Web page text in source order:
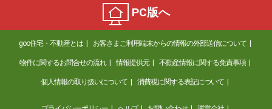
5.60万円
住 所
石川県金沢市押野３丁目
専有面積 29.72m²
間取り
1K
石川県金沢市若宮町リ
PC版へ
goo住宅・不動産とは お客さまご利用端末からの情報の外部送信について
物件に関するお問合せの流れ 情報提供元 不動産情報に関する免責事項
個人情報の取り扱いについて 消費税に関する表記について